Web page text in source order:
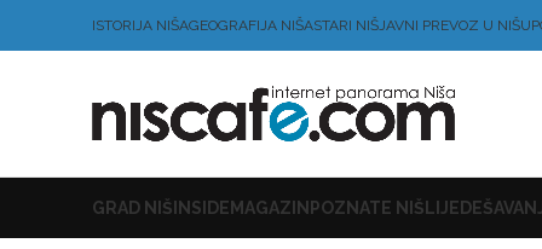
ISTORIJA NIŠAGEOGRAFIJA NIŠASTARI NIŠJAVNI PREVOZ U NIŠU
GRAD NIŠ INSIDE MAGAZIN POZNATE NIŠLIJE